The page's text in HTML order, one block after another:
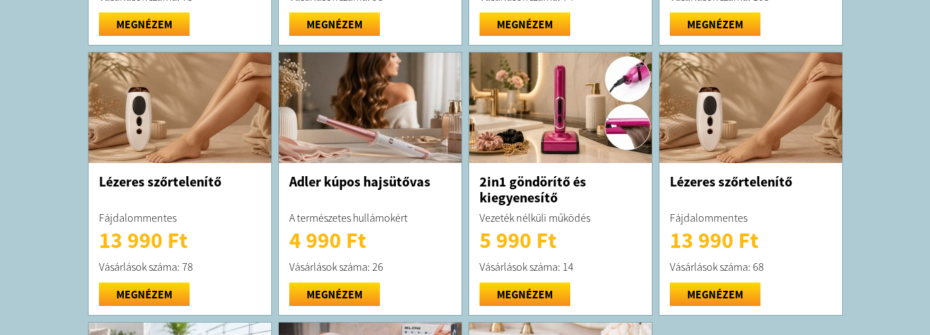
MEGNÉZEM
MEGNÉZEM
MEGNÉZEM
MEGNÉZEM
Lézeres szőrtelenítő
Fájdalommentes
13 990 Ft
Vásárlások száma: 78
MEGNÉZEM
Adler kúpos hajsütővas
A természetes hullámokért
4 990 Ft
Vásárlások száma: 26
MEGNÉZEM
2in1 göndörítő és
kiegyenesítő
Vezeték nélküli működés
5 990 Ft
Vásárlások száma: 14
MEGNÉZEM
Lézeres szőrtelenítő
Fájdalommentes
13 990 Ft
Vásárlások száma: 68
MEGNÉZEM